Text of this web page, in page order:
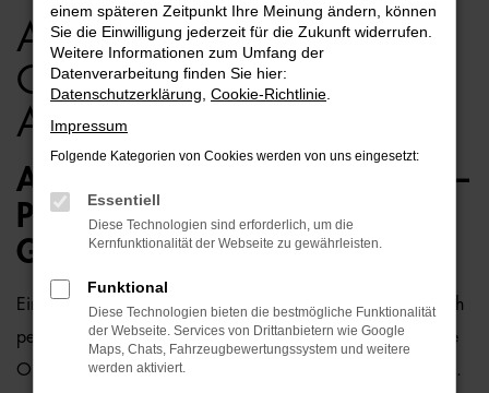
Audi A7 für Hamburg
Gebrauchtwagen Top
Angebote
AUDI A7 GEBRAUCHTWAGEN –
PERFEKT FÜR HAMBURG
GEEIGNET
Ein Audi A7 Gebrauchtwagen und Hamburg passen einfach
perfekt zusammen. Dies ließe sich natürlich auch für andere
Orte sagen, denn dieses Modell überzeugt auf ganzer Linie.
einem späteren Zeitpunkt Ihre Meinung ändern, können
Sie die Einwilligung jederzeit für die Zukunft widerrufen.
Weitere Informationen zum Umfang der
Datenverarbeitung finden Sie hier:
Datenschutzerklärung Cookie-Richtlinie
Impressum
Folgende Kategorien von Cookies werden von uns eingesetzt:
Essentiell
Diese Technologien sind erforderlich, um die
Kernfunktionalität der Webseite zu gewährleisten.
Funktional
Diese Technologien bieten die bestmögliche Funktionalität
der Webseite. Services von Drittanbietern wie Google
Maps, Chats, Fahrzeugbewertungssystem und weitere
werden aktiviert.